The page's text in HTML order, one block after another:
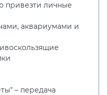
привезти личные
аквариумами и
– передача